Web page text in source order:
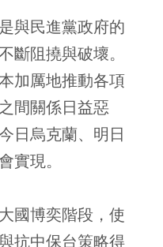
與民進黨政府的
斷阻撓與破壞。
加厲地推動各項
間關係日益惡
日烏克蘭、明日
實現。
國博奕階段，使
抗中保台策略得